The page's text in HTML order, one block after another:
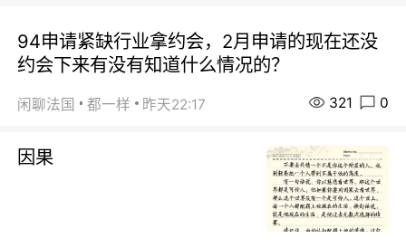
94申请紧缺行业拿约会，2月申请的现在还没
约会下来有没有知道什么情况的？
闲聊法国 都一样 昨天22:17 321 0
因果